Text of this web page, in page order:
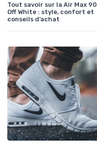
Tout savoir sur la Air Max 90
Off White : style, confort et
conseils d’achat